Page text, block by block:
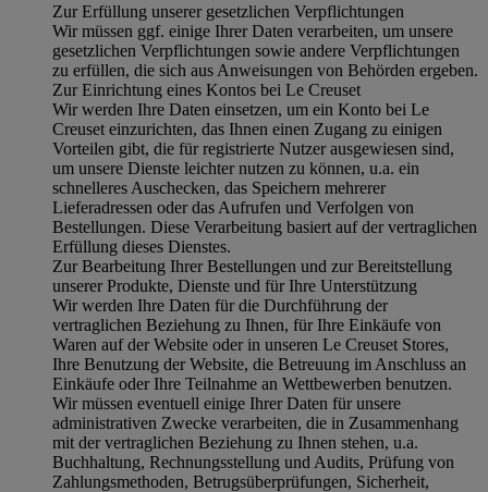
Zur Erfüllung unserer gesetzlichen Verpflichtungen
Wir müssen ggf. einige Ihrer Daten verarbeiten, um unsere
gesetzlichen Verpflichtungen sowie andere Verpflichtungen
zu erfüllen, die sich aus Anweisungen von Behörden ergeben.
Zur Einrichtung eines Kontos bei Le Creuset
Wir werden Ihre Daten einsetzen, um ein Konto bei Le
Creuset einzurichten, das Ihnen einen Zugang zu einigen
Vorteilen gibt, die für registrierte Nutzer ausgewiesen sind,
um unsere Dienste leichter nutzen zu können, u.a. ein
schnelleres Auschecken, das Speichern mehrerer
Lieferadressen oder das Aufrufen und Verfolgen von
Bestellungen. Diese Verarbeitung basiert auf der vertraglichen
Erfüllung dieses Dienstes.
Zur Bearbeitung Ihrer Bestellungen und zur Bereitstellung
unserer Produkte, Dienste und für Ihre Unterstützung
Wir werden Ihre Daten für die Durchführung der
vertraglichen Beziehung zu Ihnen, für Ihre Einkäufe von
Waren auf der Website oder in unseren Le Creuset Stores,
Ihre Benutzung der Website, die Betreuung im Anschluss an
Einkäufe oder Ihre Teilnahme an Wettbewerben benutzen.
Wir müssen eventuell einige Ihrer Daten für unsere
administrativen Zwecke verarbeiten, die in Zusammenhang
mit der vertraglichen Beziehung zu Ihnen stehen, u.a.
Buchhaltung, Rechnungsstellung und Audits, Prüfung von
Zahlungsmethoden, Betrugsüberprüfungen, Sicherheit,